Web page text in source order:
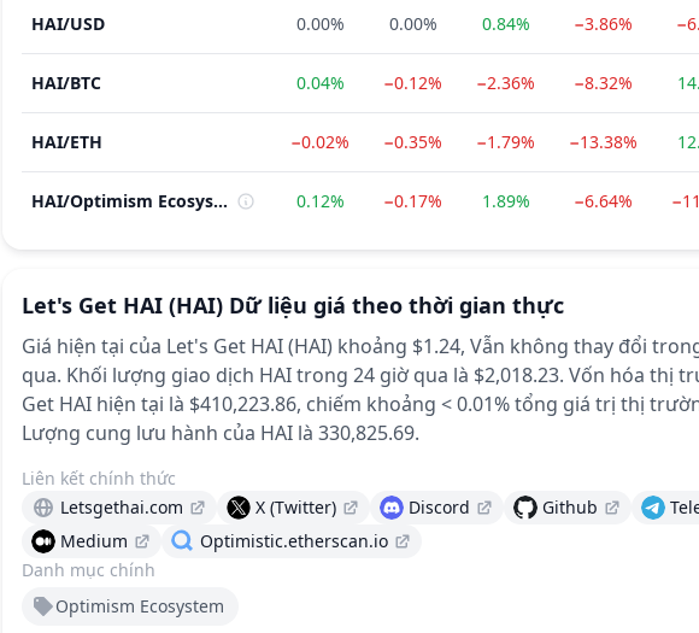
HAI/USD 0.00% 0.00% 0.84% −3.86%
HAI/BTC 0.04% −0.12% −2.36% −8.32%
HAI/ETH −0.02% −0.35% −1.79% −13.38%
HAI/ Optimism Ecosystem 0.12% −0.17% 1.89% −6.64%
Let's Get HAI (HAI) Dữ liệu giá theo thời gian thực
Giá hiện tại của Let's Get HAI (HAI) khoảng $1.24, Vẫn không thay đổi
qua. Khối lượng giao dịch HAI trong 24 giờ qua là $2,018.23. Vốn hóa thị
Get HAI hiện tại là $410,223.86, chiếm khoảng < 0.01% tổng giá trị thị
Lượng cung lưu hành của HAI là 330,825.69.
Danh mục chính
Optimism Ecosystem
Liên kết chính thức
Letsgethai.com
X (Twitter) Discord Github
Medium
Optimistic.etherscan.io